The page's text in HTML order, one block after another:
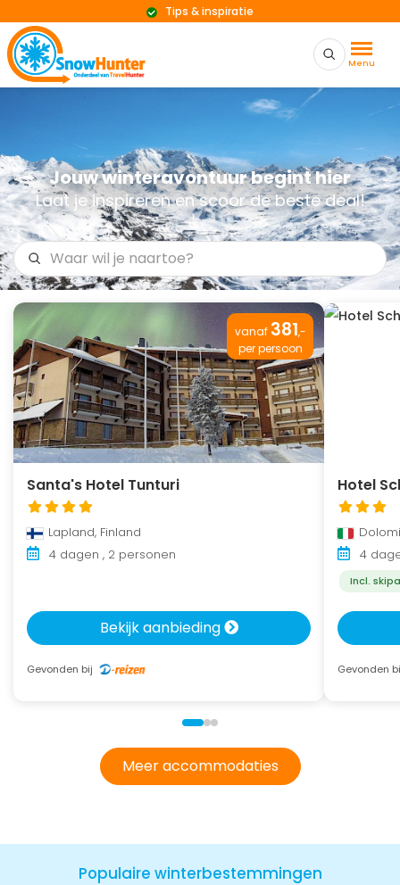
Menu
Tips & inspiratie
Jouw winteravontuur begint hier
Laat je inspireren en scoor de beste deal!
vanaf 381,-
per persoon
Santa's Hotel Tunturi
Lapland, Finland
4 dagen , 2 personen
Bekijk aanbieding
Gevonden bij
Hotel
4
Incl.
Gevonden
Meer accommodaties
Populaire winterbestemmingen